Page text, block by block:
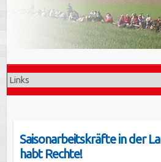
Saisonarbeitskräfte in der
habt Rechte!